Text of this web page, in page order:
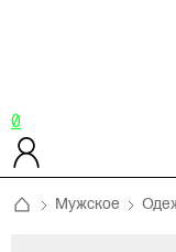
0
Мужское